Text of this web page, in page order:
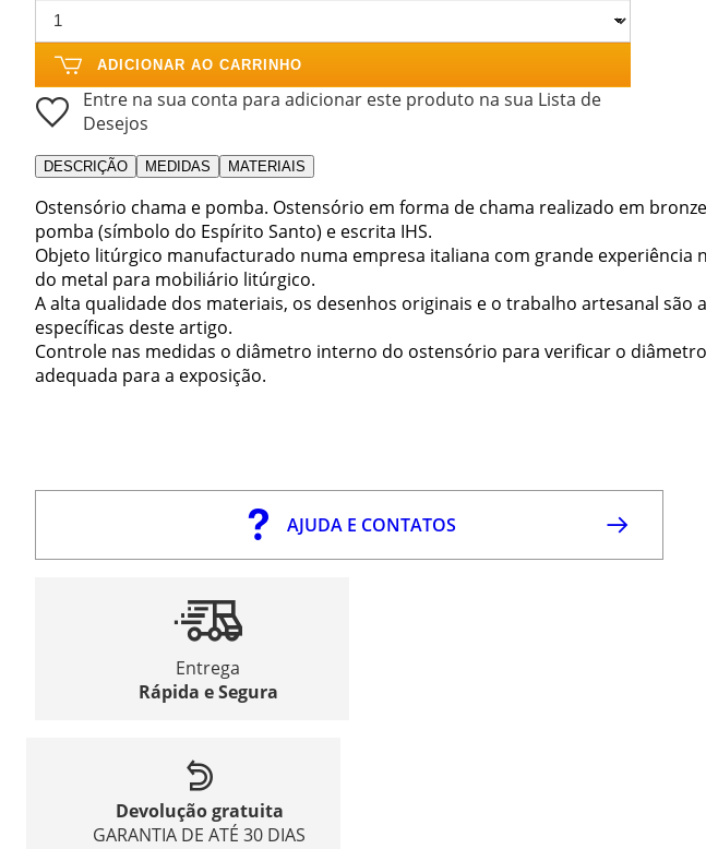
ADICIONAR AO CARRINHO
Entre na sua conta para adicionar este produto na sua Lista de
Desejos
DESCRIÇÃO MEDIDAS MATERIAIS
Ostensório chama e pomba. Ostensório em forma de chama realizado em
pomba (símbolo do Espírito Santo) e escrita IHS.
Objeto litúrgico manufacturado numa empresa italiana com grande experiência
do metal para mobiliário litúrgico.
A alta qualidade dos materiais, os desenhos originais e o trabalho artesanal são
específicas deste artigo.
Controle nas medidas o diâmetro interno do ostensório para verificar o
adequada para a exposição.
AJUDA E CONTATOS
Entrega
Rápida e Segura
Devolução gratuita
GARANTIA DE ATÉ 30 DIAS